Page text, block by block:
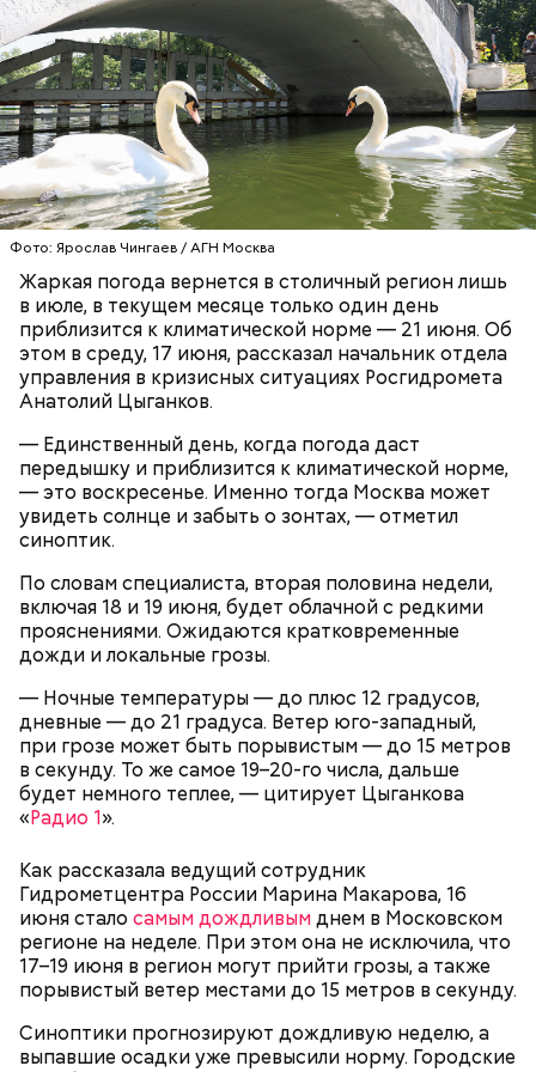
Фото: Ярослав Чингаев / АГН Москва
Жаркая погода вернется в столичный регион лишь
в июле, в текущем месяце только один день
приблизится к климатической норме — 21 июня. Об
этом в среду, 17 июня, рассказал начальник отдела
управления в кризисных ситуациях Росгидромета
Анатолий Цыганков.
— Единственный день, когда погода даст
передышку и приблизится к климатической норме,
— это воскресенье. Именно тогда Москва может
увидеть солнце и забыть о зонтах, — отметил
синоптик.
По словам специалиста, вторая половина недели,
включая 18 и 19 июня, будет облачной с редкими
прояснениями. Ожидаются кратковременные
дожди и локальные грозы.
— Ночные температуры — до плюс 12 градусов,
дневные — до 21 градуса. Ветер юго-западный,
при грозе может быть порывистым — до 15 метров
в секунду. То же самое 19–20-го числа, дальше
будет немного теплее, — цитирует Цыганкова
«Радио 1».
Как рассказала ведущий сотрудник
Гидрометцентра России Марина Макарова, 16
июня стало самым дождливымднем в Московском
регионе на неделе. При этом она не исключила, что
17–19 июня в регион могут прийти грозы, а также
порывистый ветер местами до 15 метров в секунду.
Синоптики прогнозируют дождливую неделю, а
выпавшие осадки уже превысили норму. Городские
Под открытым небом
ВДНХ и парки Москвы
приглашают на программу ко Дню
молодежи — Сергунина
После масштабной реконструкции,
завершившейся в декабре 2025 года, набережная
стала еще красивее и удобнее для гостей.